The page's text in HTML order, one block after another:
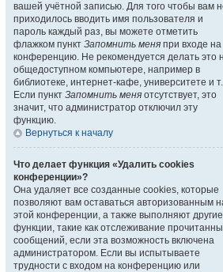
вашей учётной записью. Для того чтобы вам
приходилось вводить имя пользователя и
пароль каждый раз, вы можете отметить
флажком пункт Запомнить меня при входе на
конференцию. Не рекомендуется делать это
общедоступном компьютере, например в
библиотеке, интернет-кафе, университете и
Если пункт Запомнить меня отсутствует, это
значит, что администратор отключил эту
функцию.
Вернуться к началу
Что делает функция «Удалить cookies
конференции»?
Она удаляет все созданные cookies, которые
позволяют вам оставаться авторизованным
этой конференции, а также выполняют другие
функции, такие как отслеживание
сообщений, если эта возможность включена
администратором. Если вы испытываете
трудности с входом на конференцию или